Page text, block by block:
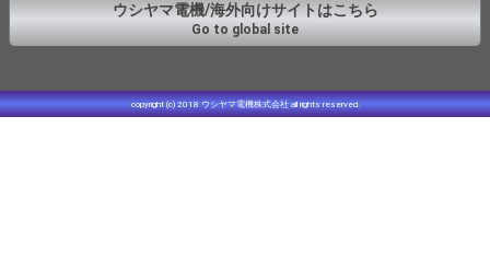
ウシヤマ電機/海外向けサイトはこちら
Go to global site
copyright (c) 2018 ウシヤマ電機株式会社 all rights reserved.